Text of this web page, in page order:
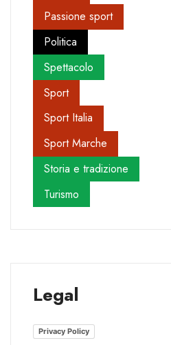
Passione sport
Politica
Spettacolo
Sport
Sport Italia
Sport Marche
Storia e tradizione
Turismo
Legal
Privacy Policy